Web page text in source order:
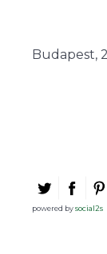
Budapest,
powered bysocial2s